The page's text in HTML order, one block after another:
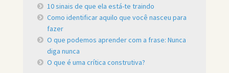
10 sinais de que ela está-te traindo
Como identificar aquilo que você nasceu para
fazer
O que podemos aprender com a frase: Nunca
diga nunca
O que é uma crítica construtiva?